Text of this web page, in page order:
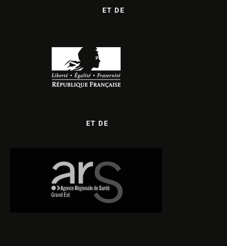
ET DE
ET DE